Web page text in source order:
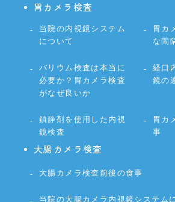
胃カメラ検査
当院の内視鏡システム
について
胃カ
な間
バリウム検査は本当に
必要か？胃カメラ検査
がなぜ良いか
経口
鏡の
鎮静剤を使用した内視
鏡検査
胃カ
事
大腸カメラ検査
大腸カメラ検査前後の食事
当院の大腸カメラ内視鏡システム